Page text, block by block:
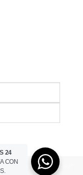
Powered byTHE HINT
24
CON